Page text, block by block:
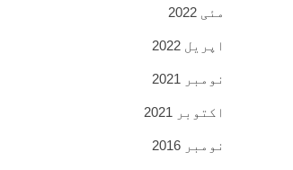
مئی 2022
اپریل 2022
نومبر 2021
اکتوبر 2021
نومبر 2016